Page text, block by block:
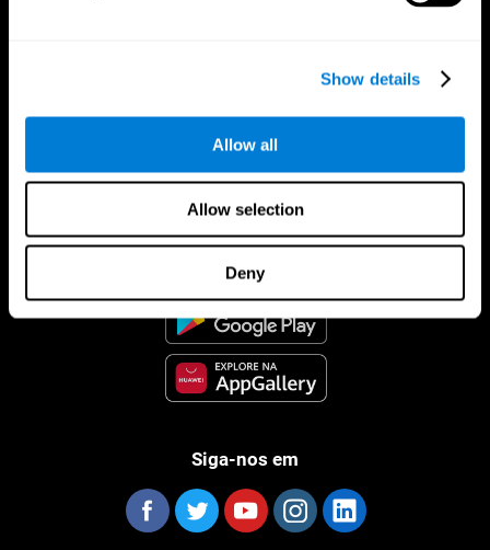
Show details
Allow all
Allow selection
Deny
CogniFit Aplicação
Siga-nos em